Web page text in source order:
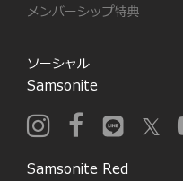
メンバーシップ特典
ソーシャル
Samsonite
Samsonite Red